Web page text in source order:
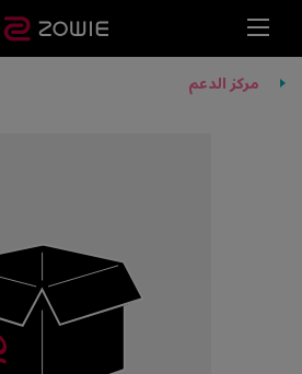
مركز الدعم